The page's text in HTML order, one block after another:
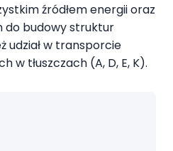
źródłem energii oraz
do budowy struktur
udział w transporcie
w tłuszczach (A, D, E, K).